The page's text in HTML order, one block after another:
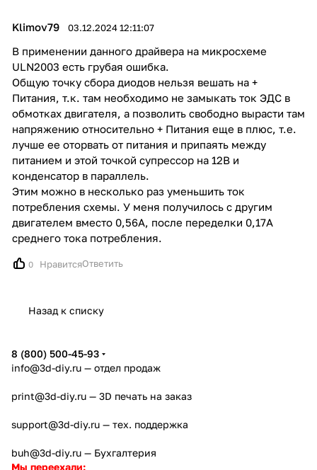
Klimov79 03.12.2024 12:11:07
В применении данного драйвера на микросхеме
ULN2003 есть грубая ошибка.
Общую точку сбора диодов нельзя вешать на +
Питания, т.к. там необходимо не замыкать ток ЭДС в
обмотках двигателя, а позволить свободно вырасти там
напряжению относительно + Питания еще в плюс, т.е.
лучше ее оторвать от питания и припаять между
питанием и этой точкой супрессор на 12В и
конденсатор в параллель.
Этим можно в несколько раз уменьшить ток
потребления схемы. У меня получилось с другим
двигателем вместо 0,56А, после переделки 0,17А
среднего тока потребления.
0 НравитсяОтветить
Назад к списку
8 (800) 500-45-93
info@3d-diy.ru — отдел продаж
print@3d-diy.ru — 3D печать на заказ
support@3d-diy.ru — тех. поддержка
buh@3d-diy.ru — Бухгалтерия
Мы переехали: